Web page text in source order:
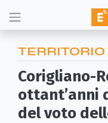
TERRITORIO
Corigliano-
ottant’anni
del voto